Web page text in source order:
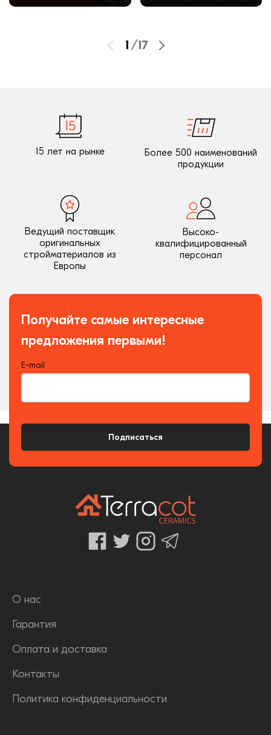
1 /17
15 лет на рынке
Более 500 наименований
продукции
Ведущий поставщик
оригинальных
стройматериалов из
Европы
Высоко-
квалифицированный
персонал
Получайте самые интересные
предложения первыми!
E-mail
Подписаться
О нас
Гарантия
Оплата и доставка
Контакты
Политика конфиденциальности